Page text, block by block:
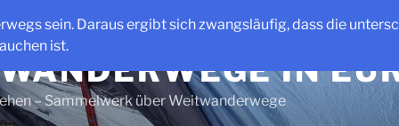
sein. Daraus ergibt sich zwangsläufig, dass die
ist.
IN
– Sammelwerk über Weitwanderwege